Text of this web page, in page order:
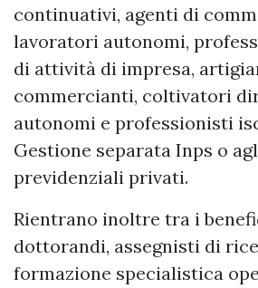
continuativi, agenti di
lavoratori autonomi,
di attività di impresa,
commercianti, coltivatori
autonomi e professionisti
Gestione separata Inps o
previdenziali privati.
Rientrano inoltre tra i
dottorandi, assegnisti di
formazione specialistica